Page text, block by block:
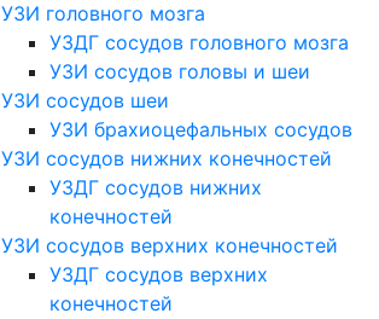
УЗИ головного мозга
УЗДГ сосудов головного мозга
УЗИ сосудов головы и шеи
УЗИ сосудов шеи
УЗИ брахиоцефальных сосудов
УЗИ сосудов нижних конечностей
УЗДГ сосудов нижних
конечностей
УЗИ сосудов верхних конечностей
УЗДГ сосудов верхних
конечностей